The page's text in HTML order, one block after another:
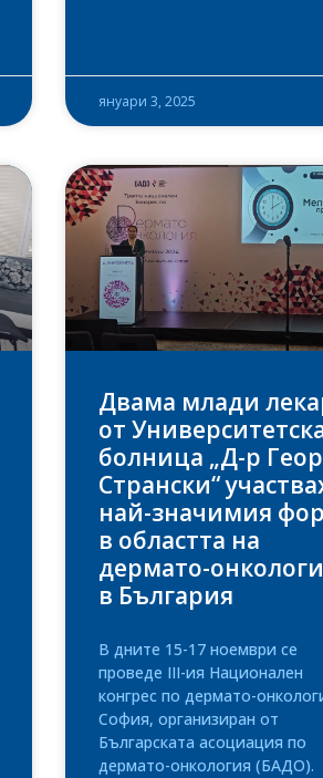
януари 3, 2025
Двама млади
от
болница „Д-р
Странски“
най-значимия
в областта на
дермато-
в България
В дните 15-17 ноември се
проведе III-ия Национален
конгрес по дермато-
София, организиран от
Българската асоциация по
дермато-онкология (БАДО).